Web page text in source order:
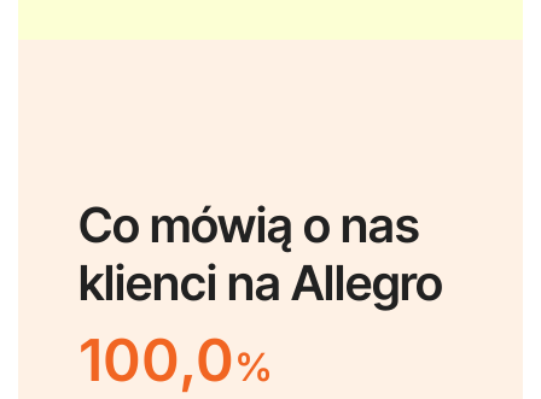
Co mówią o nas
klienci na Allegro
100,0%